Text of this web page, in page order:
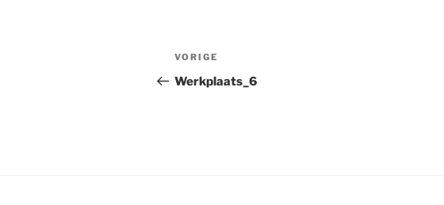
Bericht
navigatie
Vorig
bericht
VORIGE
Werkplaats_6